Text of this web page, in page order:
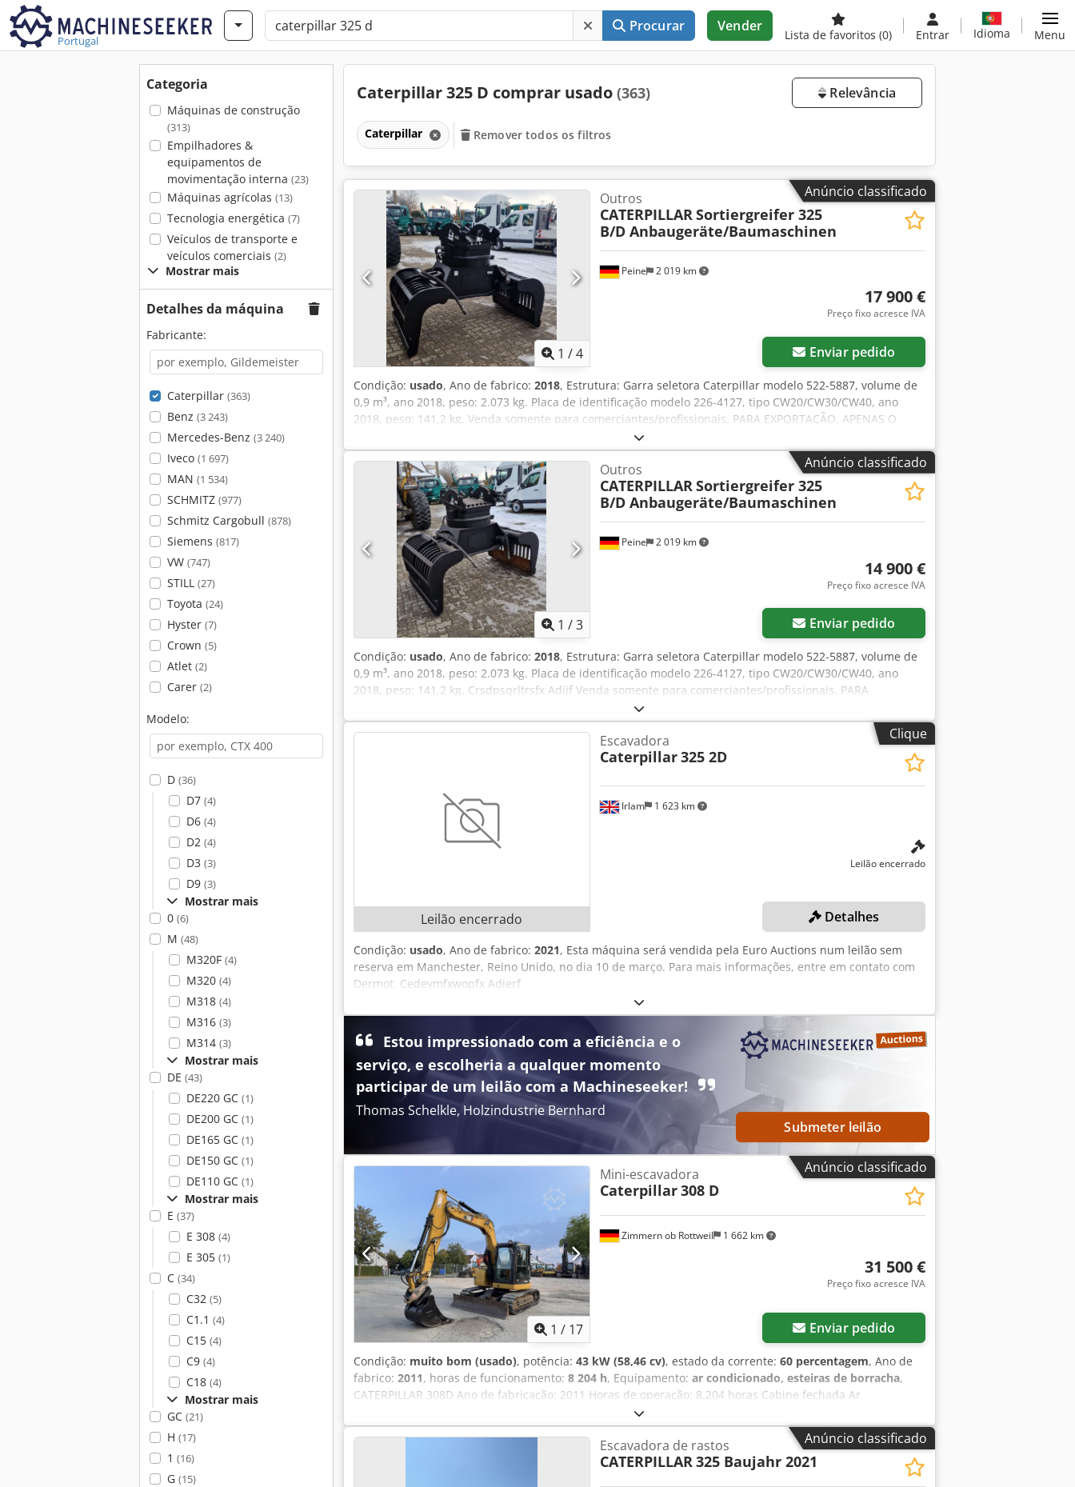
Portugal
Procurar Vender
Lista de favoritos (0) Entrar Idioma Menu
Categoria
Máquinas de construção
(313)
Empilhadores &
equipamentos de
movimentação interna (23)
Máquinas agrícolas (13)
Tecnologia energética (7)
Veículos de transporte e
veículos comerciais (2)
Mostrar mais
Detalhes da máquina
Fabricante:
Caterpillar (363)
Benz (3 243)
Mercedes-Benz (3 240)
Iveco (1 697)
MAN (1 534)
SCHMITZ (977)
Schmitz Cargobull (878)
Siemens (817)
VW (747)
STILL (27)
Toyota (24)
Hyster (7)
Crown (5)
Atlet (2)
Carer (2)
Modelo:
D (36)
D7 (4)
D6 (4)
D2 (4)
D3 (3)
D9 (3)
Mostrar mais
0 (6)
M (48)
M320F (4)
M320 (4)
M318 (4)
M316 (3)
M314 (3)
Mostrar mais
DE (43)
DE220 GC (1)
DE200 GC (1)
DE165 GC (1)
DE150 GC (1)
DE110 GC (1)
Mostrar mais
E (37)
E 308 (4)
E 305 (1)
C (34)
C32 (5)
C1.1 (4)
C15 (4)
C9 (4)
C18 (4)
Mostrar mais
GC (21)
H (17)
1 (16)
G (15)
Caterpillar 325 D comprar usado (363) Relevância
Caterpillar Remover todos os filtros
Anúncio classificado
1 /4
Peine 2 019 km
Outros
CATERPILLAR Sortiergreifer 325
B/D Anbaugeräte/Baumaschinen
17 900 €
Preço fixo acresce IVA
Enviar pedido
Condição: usado, Ano de fabrico: 2018, Estrutura: Garra seletora Caterpillar modelo 522-5887, volume de
0,9 m³, ano 2018, peso: 2.073 kg. Placa de identificação modelo 226-4127, tipo CW20/CW30/CW40, ano
2018, peso: 141,2 kg. Venda somente para comerciantes/profissionais. PARA EXPORTAÇÃO, APENAS O
PREÇO LÍQUIDO DEVE SER PAGO!!!!! TODAS AS INFORMAÇÕES SÃO FORNECIDAS SEM GARANTIA,
INCLUINDO EQUIPAMENTOS E ACESSÓRIOS. Os nossos Termos e Condições Gerais (consulte o Impressum)
constituem a base de todos os contratos de compra, faturas, faturas pro forma, pedidos e negociações de
venda. Credoqw S D Tepfx Adief
Anúncio classificado
1 /3
Peine 2 019 km
Outros
CATERPILLAR Sortiergreifer 325
B/D Anbaugeräte/Baumaschinen
14 900 €
Preço fixo acresce IVA
Enviar pedido
Condição: usado, Ano de fabrico: 2018, Estrutura: Garra seletora Caterpillar modelo 522-5887, volume de
0,9 m³, ano 2018, peso: 2.073 kg. Placa de identificação modelo 226-4127, tipo CW20/CW30/CW40, ano
2018, peso: 141,2 kg. Crsdpsqrltrsfx Adijf Venda somente para comerciantes/profissionais. PARA
EXPORTAÇÃO, APENAS O PREÇO LÍQUIDO DEVE SER PAGO!!!!! TODAS AS INFORMAÇÕES SÃO FORNECIDAS
SEM GARANTIA, INCLUINDO EQUIPAMENTOS E ACESSÓRIOS. Os nossos Termos e Condições Gerais
(consulte o Impressum) constituem a base de todos os contratos de compra, faturas, faturas pro forma,Clique
Leilão encerrado
Irlam 1 623 km
Escavadora
Caterpillar325 2D
Leilão encerrado
Detalhes
Condição: usado, Ano de fabrico: 2021, Esta máquina será vendida pela Euro Auctions num leilão sem
reserva em Manchester, Reino Unido, no dia 10 de março. Para mais informações, entre em contato com
Dermot. Cedeymfxwopfx Adierf
Estou impressionado com a eficiência e o
serviço, e escolheria a qualquer momento
participar de um leilão com a Machineseeker!
Thomas Schelkle, Holzindustrie Bernhard
Submeter leilão
Anúncio classificado
1 / 17
Zimmern ob Rottweil 1 662 km
Mini-escavadora
Caterpillar308 D
31 500 €
Preço fixo acresce IVA
Enviar pedido
Condição: muito bom (usado), potência: 43 kW (58,46 cv), estado da corrente: 60 percentagem, Ano de
fabrico: 2011, horas de funcionamento: 8 204 h, Equipamento: ar condicionado, esteiras de borracha,
CATERPILLAR 308D Ano de fabricação: 2011 Horas de operação: 8.204 horas Cabine fechada Ar
condicionado Rádio Braço mono Comprimento do braço: 2,20 m Circuito hidráulico para martelo, garra e
tesoura Engate rápido OQ45 1 concha – 750 mm de largura Sistema de esteiras com aproximadamente
60% de vida útil restante Credpfezrt Amsx Adijf Placas de base com 450 mm de largura Suporte para
lâmina Motor Mitsubishi com 43 kW Certificação CE Peso de operação: 8,5 toneladas.
Anúncio classificado
Escavadora de rastos
CATERPILLAR325 Baujahr 2021